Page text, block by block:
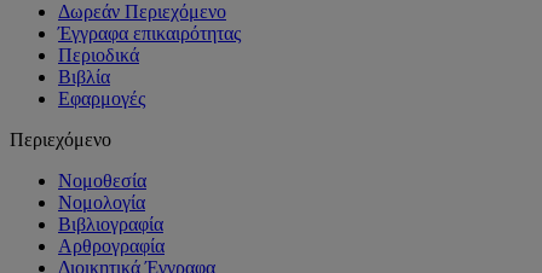
Δωρεάν Περιεχόμενο
Έγγραφα επικαιρότητας
Περιοδικά
Βιβλία
Εφαρμογές
Περιεχόμενο
Νομοθεσία
Νομολογία
Βιβλιογραφία
Αρθρογραφία
Διοικητικά Έγγραφα